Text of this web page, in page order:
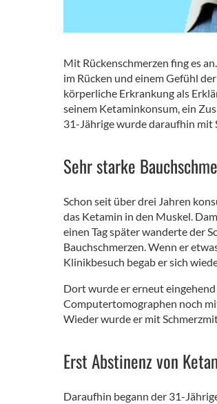
Mit Rückenschmerzen fing es
im Rücken und einem Gefühl
körperliche Erkrankung als
seinem Ketaminkonsum, ein
31-Jährige wurde daraufhin mit
Sehr starke
Schon seit über drei Jahren
das Ketamin in den Muskel.
einen Tag später wanderte der
Bauchschmerzen. Wenn er
Klinikbesuch begab er sich
Dort wurde er erneut
Computertomographen noch
Wieder wurde er mit
Erst Abstinenz von
Daraufhin begann der 31-